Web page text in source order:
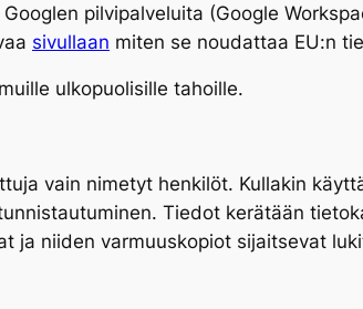
pilvipalveluita (Google
sivullaan miten se noudattaa EU:n
ulkopuolisille tahoille.
vain nimetyt henkilöt. Kullakin
Tiedot kerätään
ja niiden varmuuskopiot sijaitsevat